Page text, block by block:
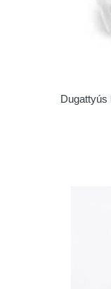
Dugattyús